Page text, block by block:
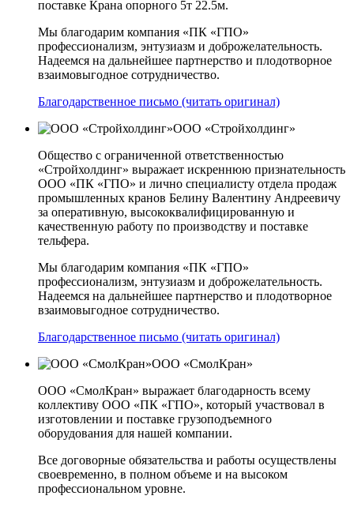
поставке Крана опорного 5т 22.5м.
Мы благодарим компания «ПК «ГПО»
профессионализм, энтузиазм и доброжелательность.
Надеемся на дальнейшее партнерство и плодотворное
взаимовыгодное сотрудничество.
Благодарственное письмо (читать оригинал)
ООО «Стройхолдинг»
Общество с ограниченной ответственностью
«Стройхолдинг» выражает искреннюю признательность
ООО «ПК «ГПО» и лично специалисту отдела продаж
промышленных кранов Белину Валентину Андреевичу
за оперативную, высококвалифицированную и
качественную работу по производству и поставке
тельфера.
Мы благодарим компания «ПК «ГПО»
профессионализм, энтузиазм и доброжелательность.
Надеемся на дальнейшее партнерство и плодотворное
взаимовыгодное сотрудничество.
Благодарственное письмо (читать оригинал)
ООО «СмолКран»
ООО «СмолКран» выражает благодарность всему
коллективу ООО «ПК «ГПО», который участвовал в
изготовлении и поставке грузоподъемного
оборудования для нашей компании.
Все договорные обязательства и работы осуществлены
своевременно, в полном объеме и на высоком
профессиональном уровне.